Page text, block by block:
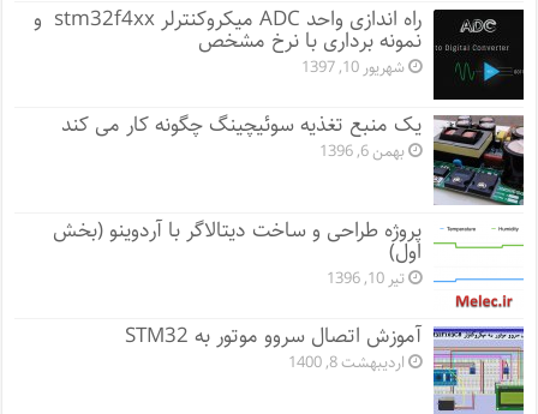
راه اندازی واحد ADC میکروکنترلر stm32f4xx و
نمونه برداری با نرخ مشخص
شهریور 10, 1397
یک منبع تغذیه سوئیچینگ چگونه کار می کند
بهمن 6, 1396
پروژه طراحی و ساخت دیتالاگر با آردوینو (بخش
اول)
تیر 10, 1396
آموزش اتصال سروو موتور به STM32
اردیبهشت 8, 1400